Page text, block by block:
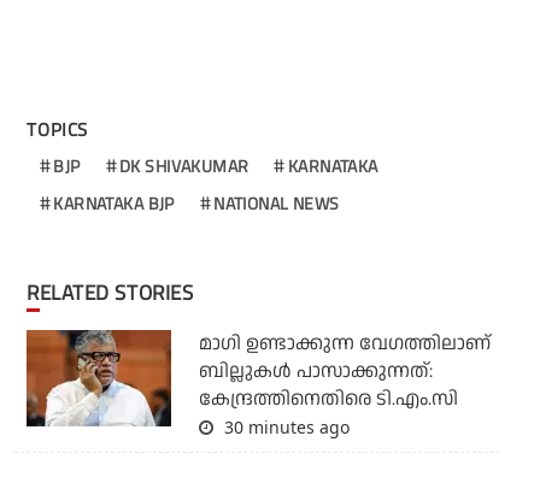
TOPICS
BJP DK SHIVAKUMAR
KARNATAKA
KARNATAKA BJP
NATIONAL NEWS
RELATED STORIES
മാഗി ഉണ്ടാക്കുന്ന വേഗത്തിലാണ്
ബില്ലുകള്‍ പാസാക്കുന്നത്:
കേന്ദ്രത്തിനെതിരെ ടി.എം.സി
30 minutes ago